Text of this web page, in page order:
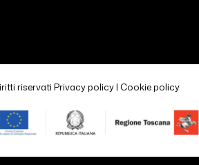
riservati Privacy policy| Cookie policy